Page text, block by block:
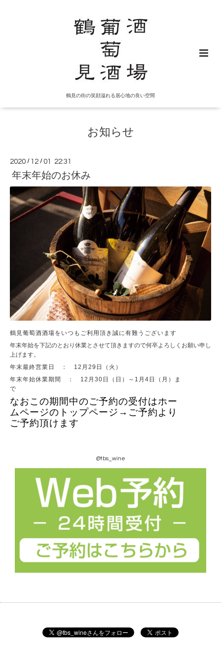
鶴見の街の笑顔溢れる居心地の良い空間
お知らせ
2020 / 12 /01 22:31
年末年始のお休み
鶴見葡萄酒酒場をいつもご利用頂き誠に有難うございます
年末年始を下記のとおり休業とさせて頂きますので何卒よろしくお願い申し
上げます。
年末最終営業日 ： 12月29日（火）
年末年始休業期間 ： 12月30日（日）～1月4日（月）ま
で
なおこの期間中のご予約の受付はホー
ムページのトップページ→ご予約より
ご予約頂けます
@tbs_wine